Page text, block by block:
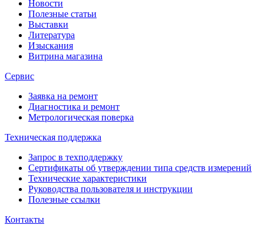
Новости
Полезные статьи
Выставки
Литература
Изыскания
Витрина магазина
Сервис
Заявка на ремонт
Диагностика и ремонт
Метрологическая поверка
Техническая поддержка
Запрос в техподдержку
Сертификаты об утверждении типа средств измерений
Технические характеристики
Руководства пользователя и инструкции
Полезные ссылки
Контакты